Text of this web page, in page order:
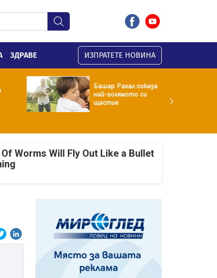
ЗДРАВЕ ИЗПРАТЕТЕ НОВИНА
Башар Рахал показа
най-голямото си
щастие
Worms Will Fly Out Like a Bullet